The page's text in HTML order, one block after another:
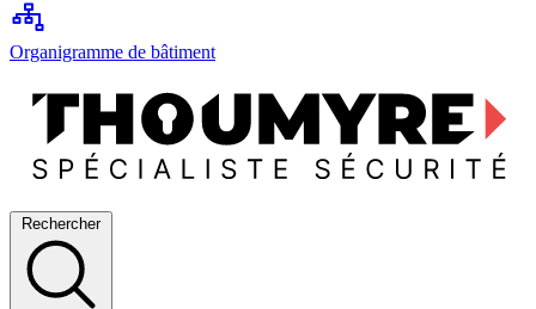
Organigramme de bâtiment
Rechercher